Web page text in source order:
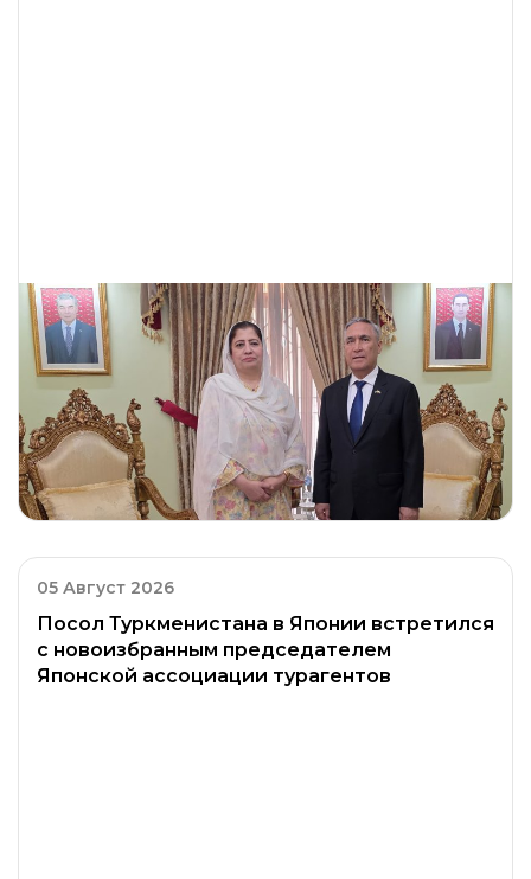
05 Август 2026
Посол Туркменистана в Японии встретился
с новоизбранным председателем
Японской ассоциации турагентов